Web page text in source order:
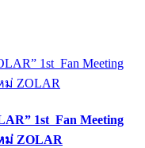
1st Fan Meeting
ม่ ZOLAR